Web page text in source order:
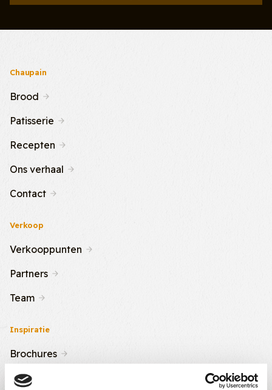
Chaupain
Brood
Patisserie
Recepten
Ons verhaal
Contact
Verkoop
Verkooppunten
Partners
Team
Inspiratie
Brochures
Nieuws & Tips